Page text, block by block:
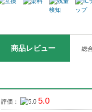
商品レビュー 総
評価： 5.0